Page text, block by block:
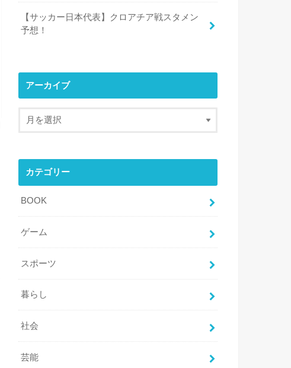
【サッカー日本代表】クロアチア戦スタメン
予想！
アーカイブ
カテゴリー
BOOK
ゲーム
スポーツ
暮らし
社会
芸能